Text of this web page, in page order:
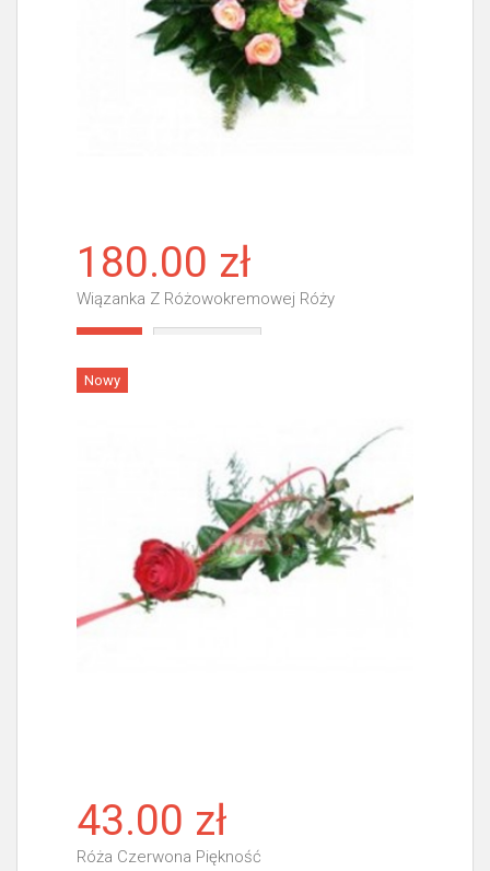
180.00 zł
Wiązanka Z Różowokremowej Róży
Nowy
43.00 zł
Róża Czerwona Piękność